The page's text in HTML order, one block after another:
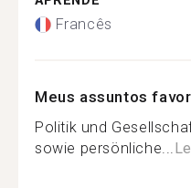
Francês
Meus assuntos
Politik und
sowie persönliche...